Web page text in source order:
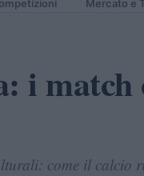
Mercato e
i match
come il calcio